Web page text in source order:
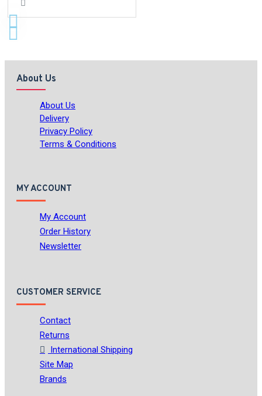
About Us
About Us
Delivery
Privacy Policy
Terms & Conditions
MY ACCOUNT
My Account
Order History
Newsletter
CUSTOMER SERVICE
Contact
Returns
International Shipping
Site Map
Brands